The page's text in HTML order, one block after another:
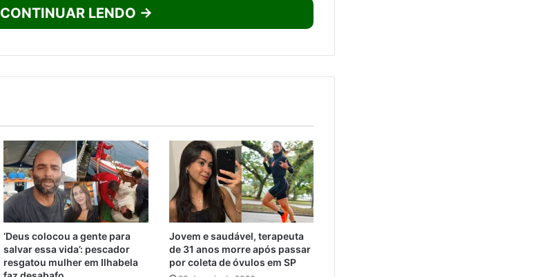
CONTINUAR LENDO →
‘Deus colocou a gente para
salvar essa vida’: pescador
resgatou mulher em Ilhabela
Jovem e saudável, terapeuta
de 31 anos morre após passar
por coleta de óvulos em SP